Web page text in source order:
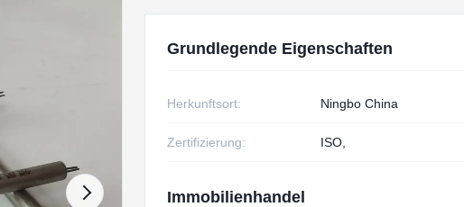
Grundlegende Eigenschaften
Herkunftsort: Ningbo China
Zertifizierung: ISO,
Immobilienhandel